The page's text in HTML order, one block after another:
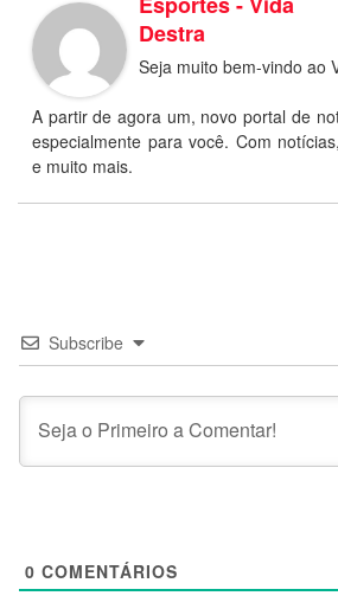
Destra
Seja muito bem-vindo ao
A partir de agora um, novo portal de
especialmente para você. Com
e muito mais.
Subscribe
0 COMENTÁRIOS